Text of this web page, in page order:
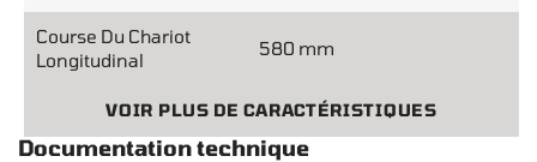
Course Du Chariot
Longitudinal
580 mm
VOIR PLUS DE CARACTÉRISTIQUES
Documentation technique